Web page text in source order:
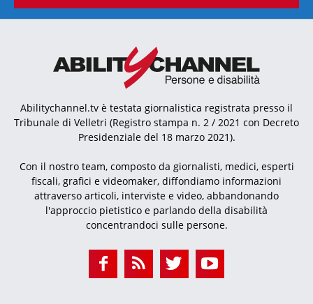
Abilitychannel.tv è testata giornalistica registrata presso il
Tribunale di Velletri (Registro stampa n. 2 / 2021 con Decreto
Presidenziale del 18 marzo 2021).
Con il nostro team, composto da giornalisti, medici, esperti
fiscali, grafici e videomaker, diffondiamo informazioni
attraverso articoli, interviste e video, abbandonando
l'approccio pietistico e parlando della disabilità
concentrandoci sulle persone.